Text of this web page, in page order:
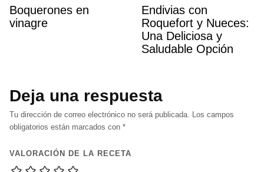
Boquerones en
vinagre
Endivias con
Roquefort y Nueces:
Una Deliciosa y
Saludable Opción
Deja una respuesta
Tu dirección de correo electrónico no será publicada. Los campos
obligatorios están marcados con *
VALORACIÓN DE LA RECETA